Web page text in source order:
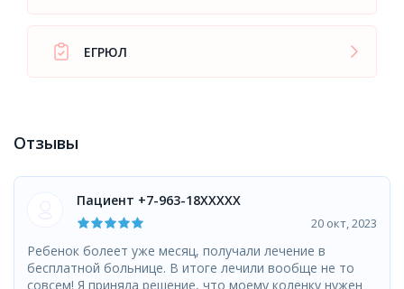
ЕГРЮЛ
Отзывы
Пациент +7-963-18XXXXX
20 окт, 2023
Ребенок болеет уже месяц, получали лечение в
бесплатной больнице. В итоге лечили вообще не то
совсем! Я приняла решение, что моему коленку нужен